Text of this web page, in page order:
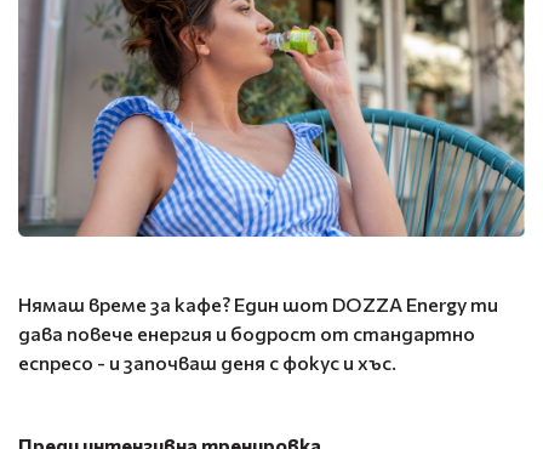
Нямаш време за кафе? Един шот DOZZA Energy ти
дава повече енергия и бодрост от стандартно
еспресо - и започваш деня с фокус и хъс.